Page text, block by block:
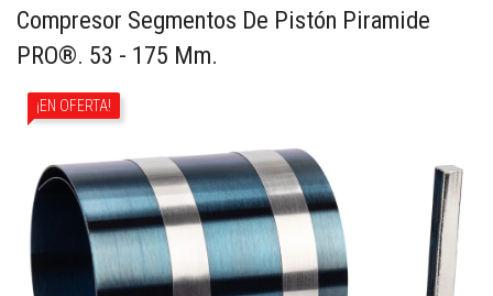
Compresor Segmentos De Pistón Piramide
PRO®. 53 - 175 Mm.
¡EN OFERTA!